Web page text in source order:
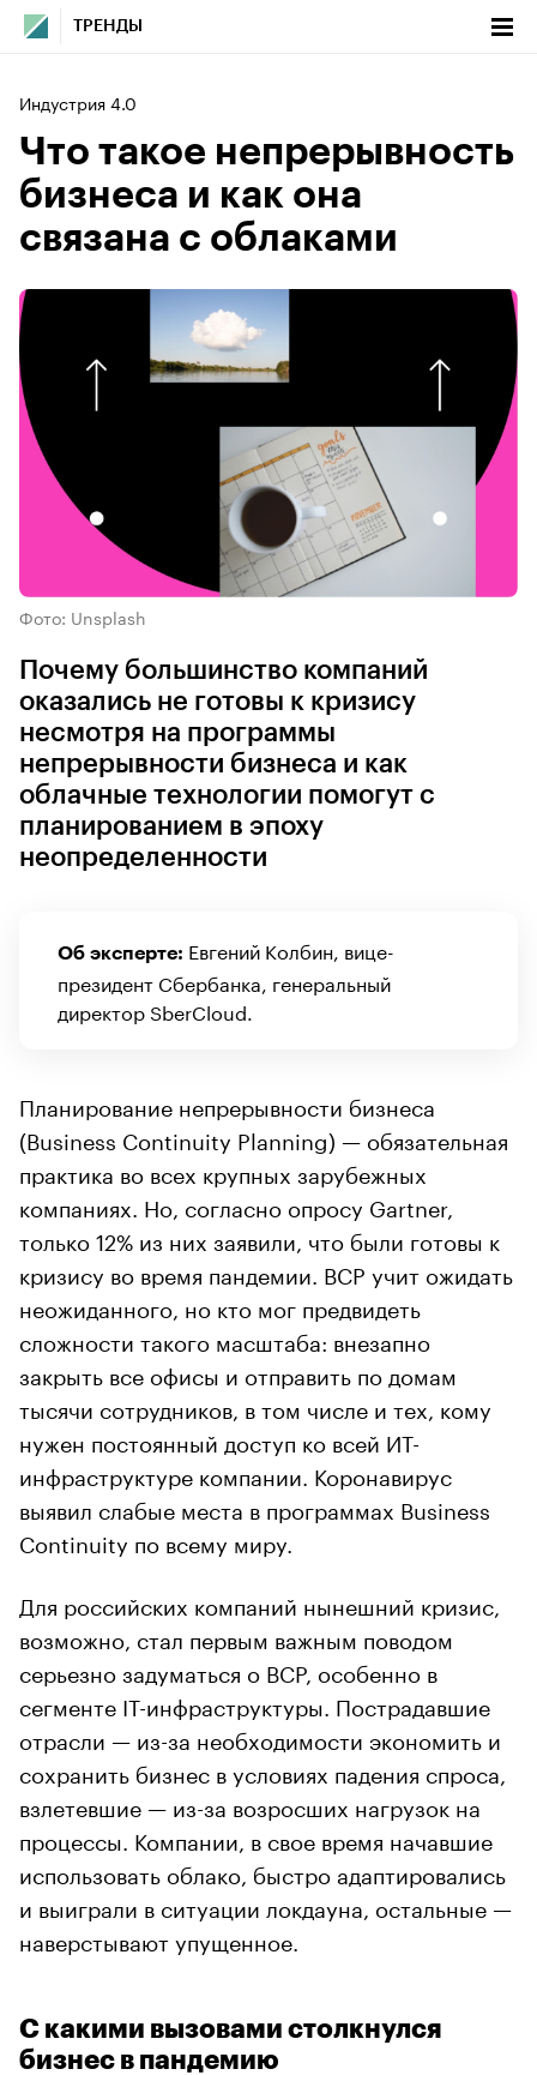
ТРЕНДЫ
Индустрия 4.0
Что такое непрерывность
бизнеса и как она
связана с облаками
Фото: Unsplash
Почему большинство компаний
оказались не готовы к кризису
несмотря на программы
непрерывности бизнеса и как
облачные технологии помогут с
планированием в эпоху
неопределенности
Об эксперте: Евгений Колбин, вице-
президент Сбербанка, генеральный
директор SberCloud.
Планирование непрерывности бизнеса
(Business Continuity Planning) — обязательная
практика во всех крупных зарубежных
компаниях. Но, согласно опросу Gartner,
только 12% из них заявили, что были готовы к
кризису во время пандемии. BCP учит ожидать
неожиданного, но кто мог предвидеть
сложности такого масштаба: внезапно
закрыть все офисы и отправить по домам
тысячи сотрудников, в том числе и тех, кому
нужен постоянный доступ ко всей ИТ-
инфраструктуре компании. Коронавирус
выявил слабые места в программах Business
Continuity по всему миру.
Для российских компаний нынешний кризис,
возможно, стал первым важным поводом
серьезно задуматься о BCP, особенно в
сегменте IT-инфраструктуры. Пострадавшие
отрасли — из-за необходимости экономить и
сохранить бизнес в условиях падения спроса,
взлетевшие — из-за возросших нагрузок на
процессы. Компании, в свое время начавшие
использовать облако, быстро адаптировались
и выиграли в ситуации локдауна, остальные —
наверстывают упущенное.
С какими вызовами столкнулся
бизнес в пандемию